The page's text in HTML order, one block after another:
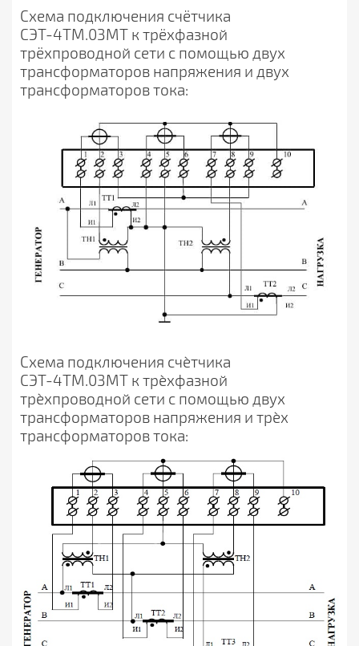
Схема подключения счётчика
СЭТ-4ТМ.03МТ к трёхфазной
трёхпроводной сети с помощью двух
трансформаторов напряжения и двух
трансформаторов тока:
Схема подключения счѐтчика
СЭТ-4ТМ.03МТ к трѐхфазной
трѐхпроводной сети с помощью двух
трансформаторов напряжения и трѐх
трансформаторов тока: